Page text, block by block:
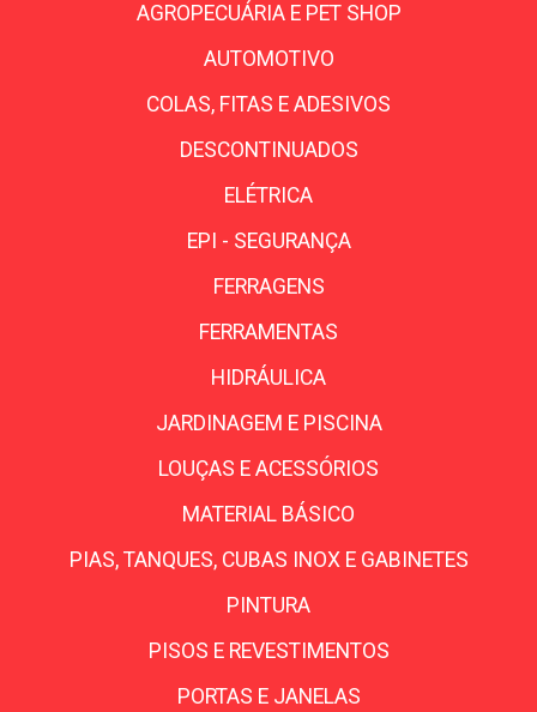
AGROPECUÁRIA E PET SHOP
AUTOMOTIVO
COLAS, FITAS E ADESIVOS
DESCONTINUADOS
ELÉTRICA
EPI - SEGURANÇA
FERRAGENS
FERRAMENTAS
HIDRÁULICA
JARDINAGEM E PISCINA
LOUÇAS E ACESSÓRIOS
MATERIAL BÁSICO
PIAS, TANQUES, CUBAS INOX E GABINETES
PINTURA
PISOS E REVESTIMENTOS
PORTAS E JANELAS